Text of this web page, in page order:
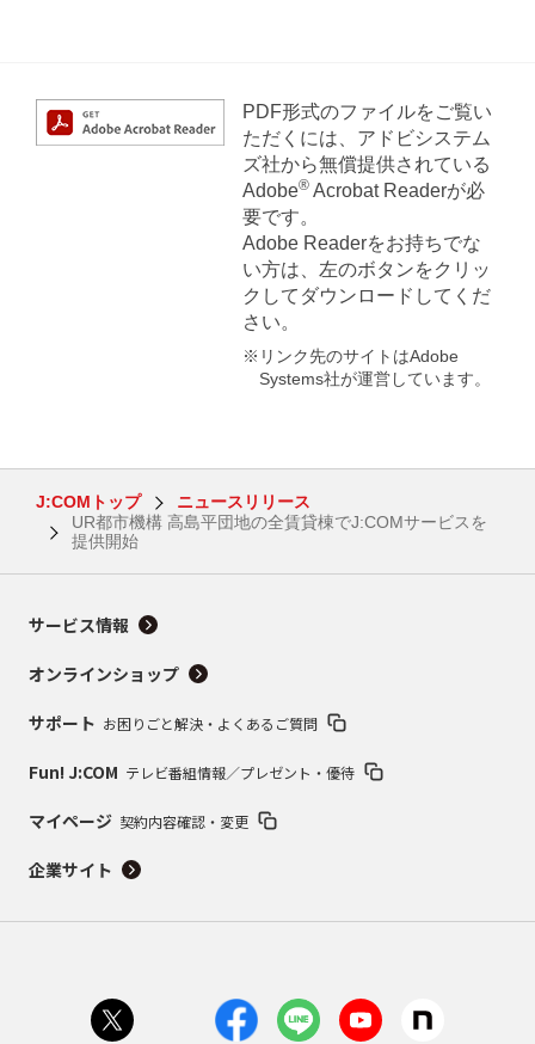
PDF形式のファイルをご覧い
ただくには、アドビシステム
ズ社から無償提供されている
Adobe®Acrobat Readerが必
要です。
Adobe Readerをお持ちでな
い方は、左のボタンをクリッ
クしてダウンロードしてくだ
さい。
※リンク先のサイトはAdobe
Systems社が運営しています。
J:COMトップ
ニュースリリース
UR都市機構 高島平団地の全賃貸棟でJ:COMサービスを
提供開始
サービス情報
オンラインショップ
サポート お困りごと解決・よくあるご質問
Fun! J:COM テレビ番組情報／プレゼント・優待
マイページ 契約内容確認・変更
企業サイト